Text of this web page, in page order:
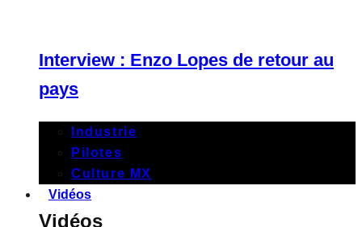
Interview : Enzo Lopes de retour au
pays
Industrie
Pilotes
Culture MX
Vidéos
Vidéos